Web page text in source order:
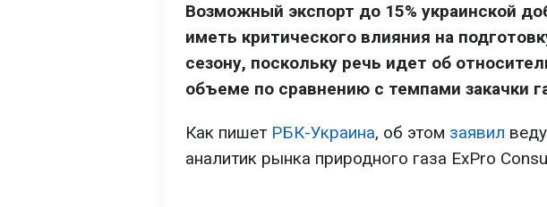
Возможный экспорт до 15% украинской
иметь критического влияния на
сезону, поскольку речь идет об
объеме по сравнению с темпами закачки
Как пишет РБК-Украина, об этом заявил
аналитик рынка природного газа ExPro